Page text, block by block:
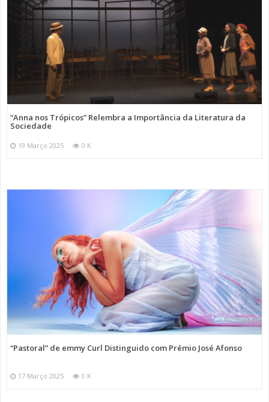
“Anna nos Trópicos” Relembra a Importância da Literatura da
Sociedade
19 Março 2025 0 K
“Pastoral” de emmy Curl Distinguido com Prémio José Afonso
17 Março 2025 0 K